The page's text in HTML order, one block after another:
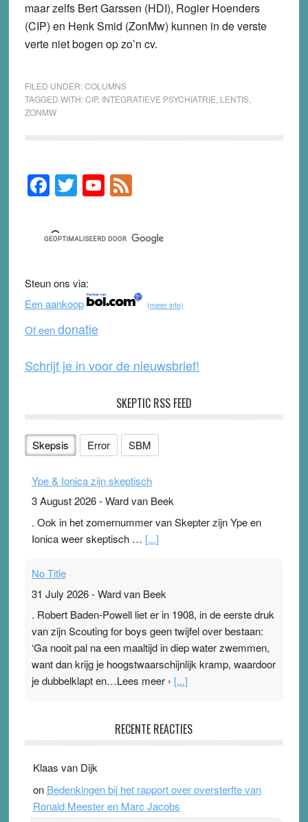
maar zelfs Bert Garssen (HDI), Rogier Hoenders
(CIP) en Henk Smid (ZonMw) kunnen in de verste
verte niet bogen op zo’n cv.
FILED UNDER:COLUMNS
TAGGED WITH:CIP, INTEGRATIEVE PSYCHIATRIE LENTIS,
ZONMW
Primary
Sidebar
F
a
c
e
b
o
o
k
T
wi
tt
er
Y
o
u
T
b
e
F
e
d
Steun ons via:
Een aankoop
(meer info)
Of eendonatie
Schrijf je in voor de nieuwsbrief!
SKEPTIC RSS FEED
Skepsis Error SBM
Ype & Ionica zijn skeptisch
3 August 2026-Ward van Beek
. Ook in het zomernummer van Skepter zijn Ype en
Ionica weer skeptisch … [...]
No Title
31 July 2026-Ward van Beek
. Robert Baden-Powell liet er in 1908, in de eerste druk
van zijn Scouting for boys geen twijfel over bestaan:
‘Ga nooit pal na een maaltijd in diep water zwemmen,
want dan krijg je hoogstwaarschijnlijk kramp, waardoor
je dubbelklapt en…Lees meer › [...]
Ward van Beek
topsporters. Ze hopen ermee hun hartslag te verlagen
terwijl ze meer zuurstof opnemen. Daarop heeft zo’n
pleister geen effect. Maar het gevoel ‘makkelijker te
RECENTE REACTIES
Klaas van Dijk
on Bedenkingen bij het rapport over oversterfte van
Ronald Meester en Marc Jacobs